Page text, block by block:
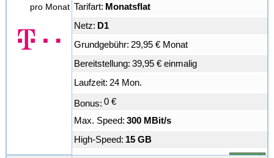
pro Monat Tarifart: Monatsflat
Netz: D1
Grundgebühr: 29,95 € Monat
Bereitstellung: 39,95 € einmalig
Laufzeit: 24 Mon.
Bonus: 0 €
Max. Speed: 300 MBit/s
High-Speed: 15 GB